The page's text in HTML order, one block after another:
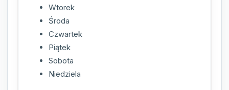
Wtorek
Środa
Czwartek
Piątek
Sobota
Niedziela